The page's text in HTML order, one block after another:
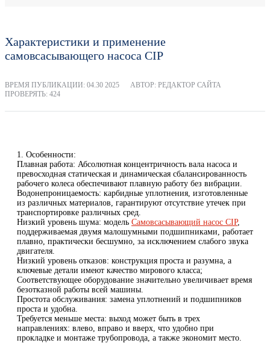
Характеристики и применение
самовсасывающего насоса CIP
ВРЕМЯ ПУБЛИКАЦИИ: 04.30 2025
АВТОР: РЕДАКТОР САЙТА
ПРОВЕРЯТЬ: 424
1. Особенности:
Плавная работа: Абсолютная концентричность вала насоса и
превосходная статическая и динамическая сбалансированность
рабочего колеса обеспечивают плавную работу без вибрации.
Водонепроницаемость: карбидные уплотнения, изготовленные
из различных материалов, гарантируют отсутствие утечек при
транспортировке различных сред.
Низкий уровень шума: модель Самовсасывающий насос CIP,
поддерживаемая двумя малошумными подшипниками, работает
плавно, практически бесшумно, за исключением слабого звука
двигателя.
Низкий уровень отказов: конструкция проста и разумна, а
ключевые детали имеют качество мирового класса;
Соответствующее оборудование значительно увеличивает время
безотказной работы всей машины.
Простота обслуживания: замена уплотнений и подшипников
проста и удобна.
Требуется меньше места: выход может быть в трех
направлениях: влево, вправо и вверх, что удобно при
прокладке и монтаже трубопровода, а также экономит место.